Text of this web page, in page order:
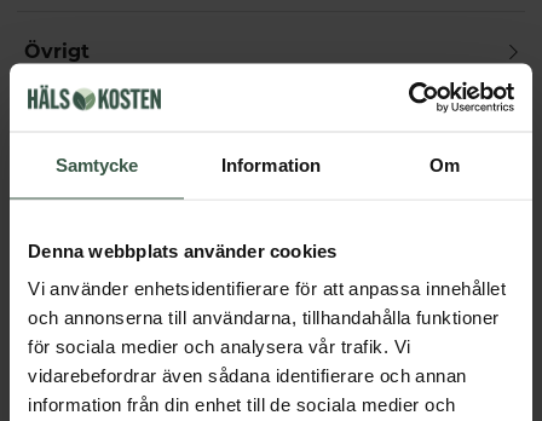
Samtycke Information Om
Denna webbplats använder cookies
Vi använder enhetsidentifierare för att anpassa innehållet
och annonserna till användarna, tillhandahålla funktioner
för sociala medier och analysera vår trafik. Vi
vidarebefordrar även sådana identifierare och annan
information från din enhet till de sociala medier och
Övrigt
Får vi föreslå
Andra köpte också